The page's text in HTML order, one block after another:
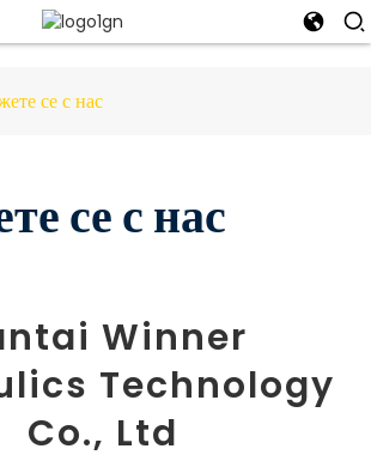
се с нас
се с нас
Winner
Technology
Co., Ltd